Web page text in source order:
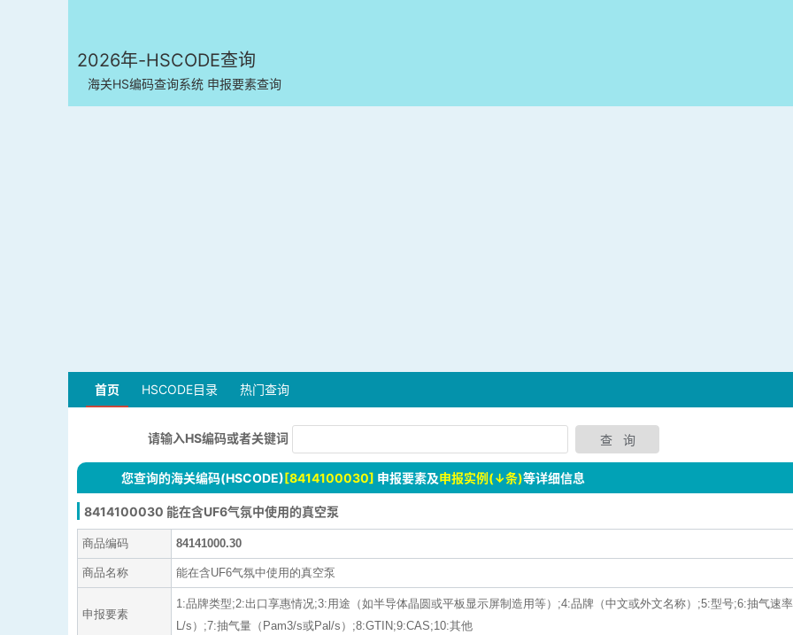
2026年-HSCODE查询
海关HS编码查询系统 申报要素查询
首页 HSCODE目录 热门查询
请输入HS编码或者关键词
您查询的海关编码(HSCODE)[8414100030] 申报要素及申报实例(↓条)等详细信息
8414100030 能在含UF6气氛中使用的真空泵
商品编码 84141000.30
商品名称 能在含UF6气氛中使用的真空泵
申报要素
1:品牌类型;2:出口享惠情况;3:用途（如半导体晶圆或平板显示屏制造用等）;4:品牌（中文或外文名称）;5:型号;6:抽气速
L/s）;7:抽气量（Pam3/s或Pal/s）;8:GTIN;9:CAS;10:其他